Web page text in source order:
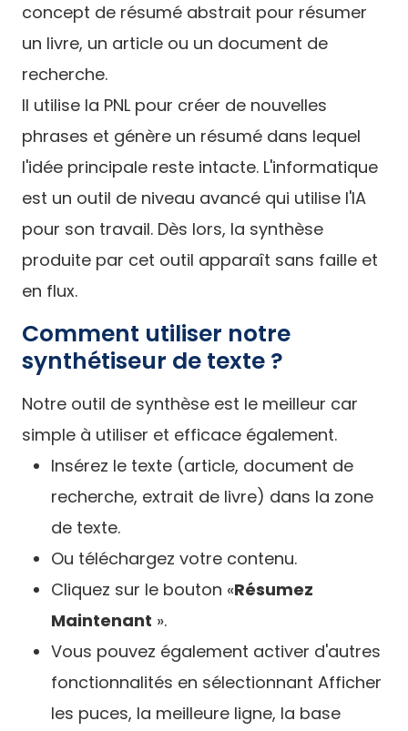
concept de résumé abstrait pour résumer
un livre, un article ou un document de
recherche.
Il utilise la PNL pour créer de nouvelles
phrases et génère un résumé dans lequel
l'idée principale reste intacte. L'informatique
est un outil de niveau avancé qui utilise l'IA
pour son travail. Dès lors, la synthèse
produite par cet outil apparaît sans faille et
en flux.
Comment utiliser notre
synthétiseur de texte ?
Notre outil de synthèse est le meilleur car
simple à utiliser et efficace également.
Insérez le texte (article, document de
recherche, extrait de livre) dans la zone
de texte.
Ou téléchargez votre contenu.
Cliquez sur le bouton «Résumez
Maintenant ».
Vous pouvez également activer d'autres
fonctionnalités en sélectionnant Afficher
les puces, la meilleure ligne, la base